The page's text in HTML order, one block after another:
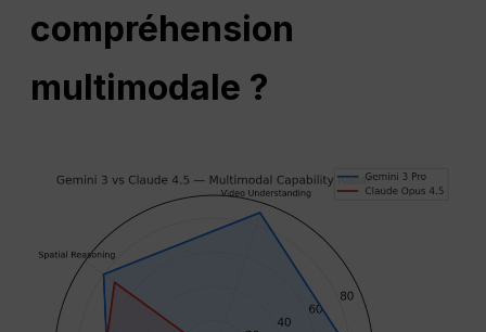
compréhension
multimodale ?